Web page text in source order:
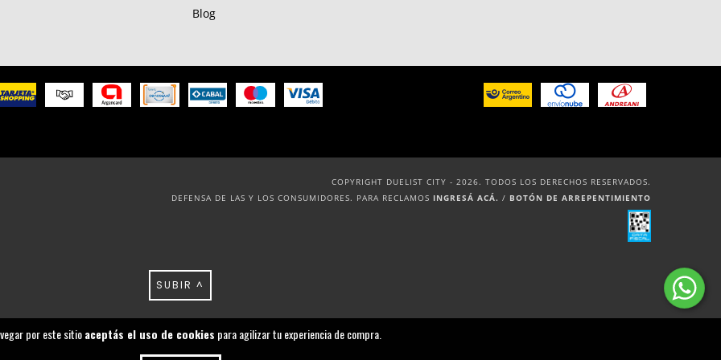
por este sitioaceptás el uso de cookies para agilizar tu experiencia de compra.
Blog
COPYRIGHT DUELIST CITY - 2026. TODOS LOS DERECHOS RESERVADOS.
DEFENSA DE LAS Y LOS CONSUMIDORES. PARA RECLAMOS INGRESÁ ACÁ. / BOTÓN DE ARREPENTIMIENTO
SUBIR ^